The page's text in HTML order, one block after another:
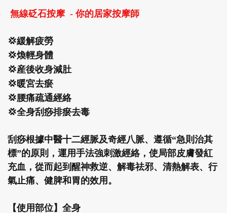
無線砭石按摩 - 你的居家按摩師
💢緩解疲勞
💢煥輕身體
💢産後收身減肚
💢暖宮去瘀
💢腰痛疏通經絡
💢全身刮痧排瘀去毒
刮痧根據中醫十二經脈及奇經八脈、遵循“急則治其
標”的原則，運用手法強刺激經絡，使局部皮膚發紅
充血，從而起到醒神救逆、解毒祛邪、清熱解表、行
氣止痛、健脾和胃的效用。
【使用部位】全身